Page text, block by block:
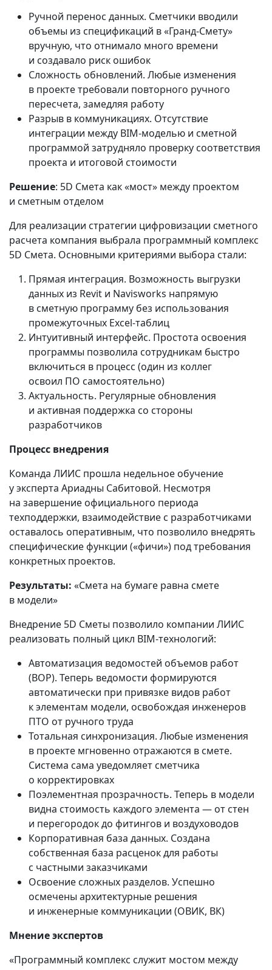
Ручной перенос данных. Сметчики вводили
объемы из спецификаций в «Гранд-Смету»
вручную, что отнимало много времени
и создавало риск ошибок
Сложность обновлений. Любые изменения
в проекте требовали повторного ручного
пересчета, замедляя работу
Разрыв в коммуникациях. Отсутствие
интеграции между BIM‑моделью и сметной
программой затрудняло проверку соответствия
проекта и итоговой стоимости
Решение: 5D Смета как «мост» между проектом
и сметным отделом
Для реализации стратегии цифровизации сметного
расчета компания выбрала программный комплекс
5D Смета. Основными критериями выбора стали:
Прямая интеграция. Возможность выгрузки
данных из Revit и Navisworks напрямую
в сметную программу без использования
промежуточных Excel-таблиц
Интуитивный интерфейс. Простота освоения
программы позволила сотрудникам быстро
включиться в процесс (один из коллег
освоил ПО самостоятельно)
Актуальность. Регулярные обновления
и активная поддержка со стороны
разработчиков
Процесс внедрения
Команда ЛИИС прошла недельное обучение
у эксперта Ариадны Сабитовой. Несмотря
на завершение официального периода
техподдержки, взаимодействие с разработчиками
оставалось оперативным, что позволило внедрять
специфические функции («фичи») под требования
конкретных проектов.
Результаты: «Смета на бумаге равна смете
в модели»
Внедрение 5D Сметы позволило компании ЛИИС
реализовать полный цикл BIM‑технологий:
Автоматизация ведомостей объемов работ
(ВОР). Теперь ведомости формируются
автоматически при привязке видов работ
к элементам модели, освобождая инженеров
ПТО от ручного труда
Тотальная синхронизация. Любые изменения
в проекте мгновенно отражаются в смете.
Система сама уведомляет сметчика
о корректировках
Поэлементная прозрачность. Теперь в модели
видна стоимость каждого элемента — от стен
и перегородок до фитингов и воздуховодов
Корпоративная база данных. Создана
собственная база расценок для работы
с частными заказчиками
Освоение сложных разделов. Успешно
осмечены архитектурные решения
и инженерные коммуникации (ОВИК, ВК)
Мнение экспертов
«Программный комплекс служит мостом между